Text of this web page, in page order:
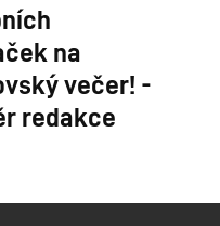
na
večer! -
redakce